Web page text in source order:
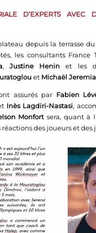
D’EXPERTS AVEC
depuis la terrasse
les consultants France
, Justine Henin et les
et Michaël
assurés par Fabien
Inès Lagdiri-Nastasi,
Monfort sera, quant à
des joueurs et des